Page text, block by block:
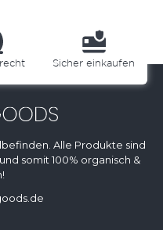
Sicher einkaufen
Alle Produkte sind
somit 100% organisch &